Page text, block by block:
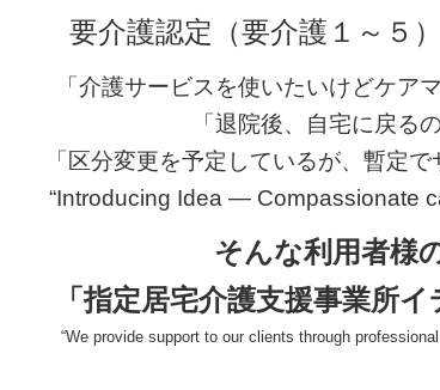
要介護認定（要介護１～５
「介護サービスを使いたいけどケア
「退院後、自宅に戻る
「区分変更を予定しているが、暫定
“Introducing Idea — Compassionate
そんな利用者様
「指定居宅介護支援事業所
“We provide support to our clients through